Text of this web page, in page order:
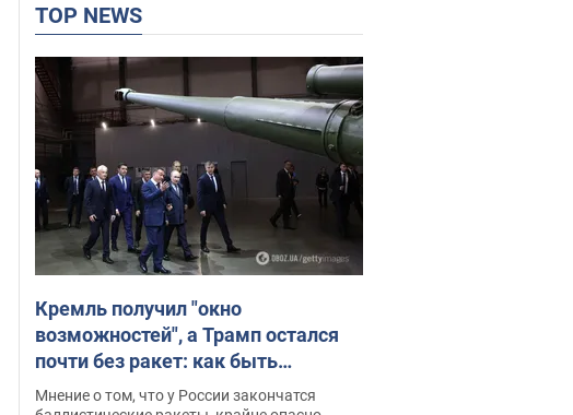
TOP NEWS
Кремль получил "окно
возможностей", а Трамп остался
почти без ракет: как быть
Украине? Интервью с Мельником
Мнение о том, что у России закончатся